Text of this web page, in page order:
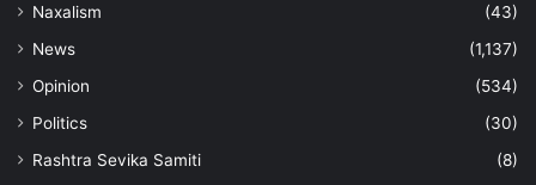
Naxalism
(43)
News
(1,137)
Opinion
(534)
Politics
(30)
Rashtra Sevika Samiti
(8)